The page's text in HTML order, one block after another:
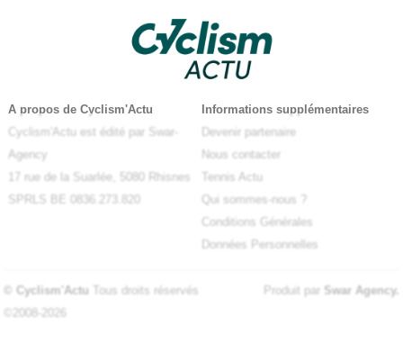
A propos de Cyclism'Actu
Cyclism'Actu est édité par Swar-
Agency
17 rue de la Suarlée, 5080 Rhisnes
SPRLS BE 0836.273.820
Informations supplémentaires
Devenir partenaire
Nous contacter
Tennis Actu
Qui sommes-nous ?
Conditions Générales
Données Personnelles
© Cyclism'Actu Tous droits réservés
©2008-2026
Produit par Swar Agency.